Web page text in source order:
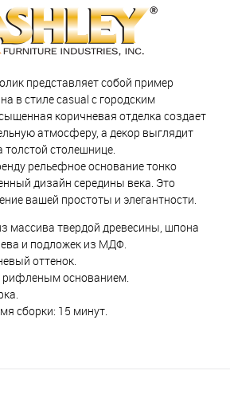
представляет собой пример
в стиле casual с городским
коричневая отделка создает
атмосферу, а декор выглядит
столешнице.
рельефное основание тонко
дизайн середины века. Это
вашей простоты и элегантности.
массива твердой древесины, шпона
и подложек из МДФ.
оттенок.
рифленым основанием.
сборки: 15 минут.